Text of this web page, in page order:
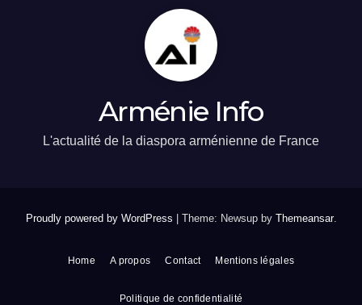
Arménie Info
L'actualité de la diaspora arménienne de France
Proudly powered by WordPress Theme: Newsup by Themeansar.
Home A propos Contact Mentions légales
Politique de confidentialité